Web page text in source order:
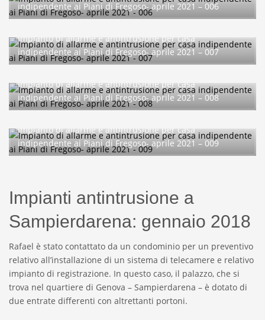
indipendente ai Piani di Fregoso- aprile 2021 – 006
Impianto di allarme e antintrusione per casa
indipendente ai Piani di Fregoso- aprile 2021 – 007
Impianto di allarme e antintrusione per casa
indipendente ai Piani di Fregoso- aprile 2021 – 008
Impianto di allarme e antintrusione per casa
indipendente ai Piani di Fregoso- aprile 2021 – 009
Impianti antintrusione a
Sampierdarena: gennaio 2018
Rafael è stato contattato da un condominio per un preventivo
relativo all’installazione di un sistema di telecamere e relativo
impianto di registrazione. In questo caso, il palazzo, che si
trova nel quartiere di Genova – Sampierdarena – è dotato di
due entrate differenti con altrettanti portoni.